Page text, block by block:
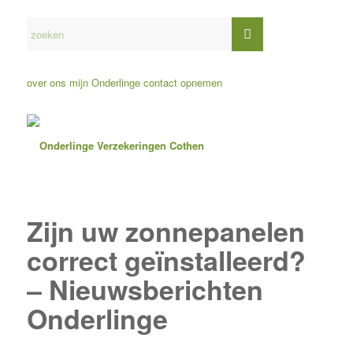
over ons mijn Onderlinge contact opnemen
Zijn uw zonnepanelen
correct geïnstalleerd?
– Nieuwsberichten
Onderlinge